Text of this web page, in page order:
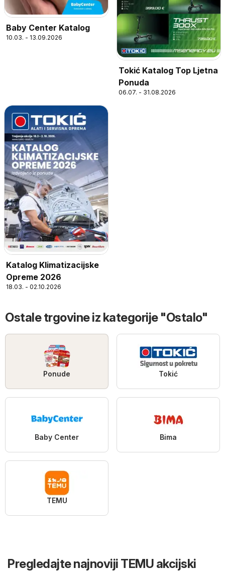
Baby Center Katalog
10.03. - 13.09.2026
Tokić Katalog Top Ljetna
Ponuda
06.07. - 31.08.2026
Katalog Klimatizacijske
Opreme 2026
18.03. - 02.10.2026
Ostale trgovine iz kategorije "Ostalo"
Ponude Tokić
Baby Center Bima
TEMU
Pregledajte najnoviji TEMU akcijski